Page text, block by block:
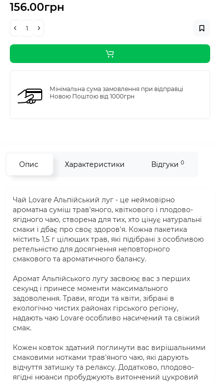
156.00грн
Мінімальна сума замовлення при відправці
Новою Поштою від 1000грн
Опис Характеристики Відгуки 0
Чай Lovare Альпійський луг - це неймовірно
ароматна суміш трав'яного, квіткового і плодово-
ягідного чаю, створена для тих, хто цінує натуральні
смаки і дбає про своє здоров'я. Кожна пакетика
містить 1,5 г цілющих трав, які підібрані з особливою
ретельністю для досягнення неповторного
смакового та ароматичного балансу.
Аромат Альпійського лугу засвоює вас з перших
секунд і принесе моменти максимального
задоволення. Трави, ягоди та квіти, зібрані в
екологічно чистих районах гірського регіону,
надають чаю Lovare особливо насичений та свіжий
смак.
Кожен ковток здатний поглинути вас вирішальними
смаковими нотками трав'яного чаю, які дарують
відчуття затишку та релаксу. Додатково, плодово-
ягідні нюанси пробуджують витончений цукровий